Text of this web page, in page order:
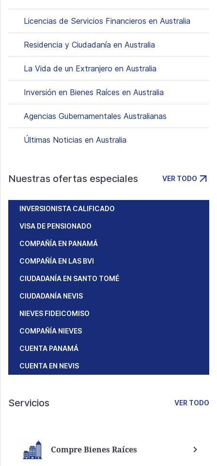
Licencias de Servicios Financieros en Australia
Residencia y Ciudadanía en Australia
La Vida de un Extranjero en Australia
Inversión en Bienes Raíces en Australia
Agencias Gubernamentales Australianas
Últimas Noticias en Australia
Nuestras ofertas especiales VER TODO
INVERSIONISTA CALIFICADO
VISA DE PENSIONADO
COMPAÑÍA EN PANAMÁ
COMPAÑÍA EN LAS BVI
CIUDADANÍA EN SANTO TOMÉ
CIUDADANÍA NEVIS
NIEVES FIDEICOMISO
COMPAÑÍA NIEVES
CUENTA PANAMÁ
CUENTA EN NEVIS
Servicios VER TODO
Compre Bienes Raíces